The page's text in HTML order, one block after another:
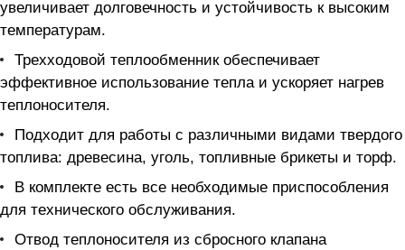
увеличивает долговечность и устойчивость к высоким
температурам.
Трехходовой теплообменник обеспечивает
эффективное использование тепла и ускоряет нагрев
теплоносителя.
Подходит для работы с различными видами твердого
топлива: древесина, уголь, топливные брикеты и торф.
В комплекте есть все необходимые приспособления
для технического обслуживания.
Отвод теплоносителя из сбросного клапана